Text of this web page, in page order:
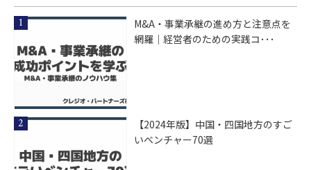
M&A・事業承継の進め方と注意点を
網羅｜経営者のための実践コ･･･
【2024年版】中国・四国地方のすご
いベンチャー70選